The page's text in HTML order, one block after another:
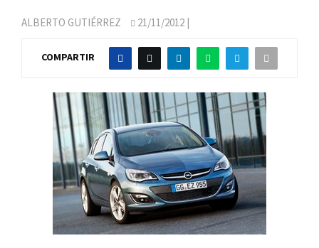
ALBERTO GUTIÉRREZ 21/11/2012 |
COMPARTIR